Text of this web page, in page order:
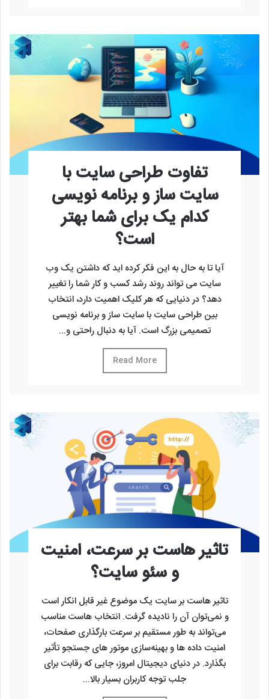
تفاوت طراحی سایت با
سایت ساز و برنامه نویسی
کدام یک برای شما بهتر
است؟
آیا تا به حال به این فکر کرده ‌اید که داشتن یک وب
‌سایت می ‌تواند روند رشد کسب و کار شما را تغییر
دهد؟ در دنیایی که هر کلیک اهمیت دارد، انتخاب
بین طراحی سایت با سایت ساز و برنامه نویسی
تصمیمی بزرگ است. آیا به دنبال راحتی و...
Read More
تاثیر هاست بر سرعت، امنیت
و سئو سایت؟
تاثیر هاست بر سایت یک موضوع غیر قابل انکار است
و نمی‌توان آن را نادیده گرفت. انتخاب هاست مناسب
می‌تواند به طور مستقیم بر سرعت بارگذاری صفحات،
امنیت داده‌ ها و بهینه‌سازی موتور های جستجو تأثیر
بگذارد. در دنیای دیجیتال امروز، جایی که رقابت برای
جلب توجه کاربران بسیار بالا...